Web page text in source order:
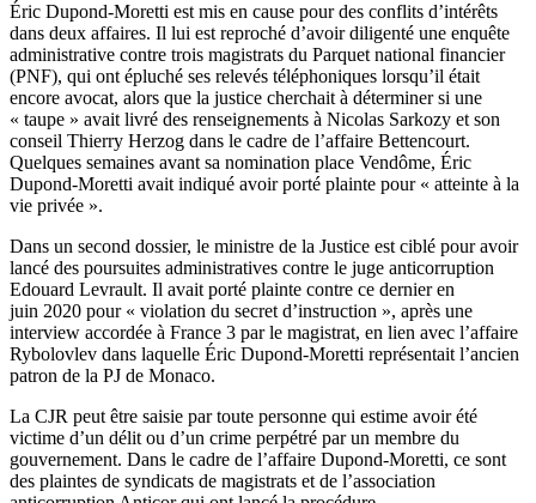
Éric Dupond-Moretti est mis en cause pour des conflits d’intérêts
dans deux affaires. Il lui est reproché d’avoir diligenté une enquête
administrative contre trois magistrats du Parquet national financier
(PNF), qui ont épluché ses relevés téléphoniques lorsqu’il était
encore avocat, alors que la justice cherchait à déterminer si une
« taupe » avait livré des renseignements à Nicolas Sarkozy et son
conseil Thierry Herzog dans le cadre de l’affaire Bettencourt.
Quelques semaines avant sa nomination place Vendôme, Éric
Dupond-Moretti avait indiqué avoir porté plainte pour « atteinte à la
vie privée ».
Dans un second dossier, le ministre de la Justice est ciblé pour avoir
lancé des poursuites administratives contre le juge anticorruption
Edouard Levrault. Il avait porté plainte contre ce dernier en
juin 2020 pour « violation du secret d’instruction », après une
interview accordée à France 3 par le magistrat, en lien avec l’affaire
Rybolovlev dans laquelle Éric Dupond-Moretti représentait l’ancien
patron de la PJ de Monaco.
La CJR peut être saisie par toute personne qui estime avoir été
victime d’un délit ou d’un crime perpétré par un membre du
gouvernement. Dans le cadre de l’affaire Dupond-Moretti, ce sont
des plaintes de syndicats de magistrats et de l’association